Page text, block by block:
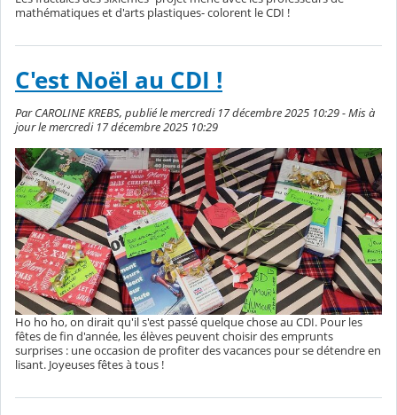
mathématiques et d'arts plastiques- colorent le CDI !
C'est Noël au CDI !
Par CAROLINE KREBS, publié le mercredi 17 décembre 2025 10:29 - Mis à
jour le mercredi 17 décembre 2025 10:29
Ho ho ho, on dirait qu'il s'est passé quelque chose au CDI. Pour les
fêtes de fin d'année, les élèves peuvent choisir des emprunts
surprises : une occasion de profiter des vacances pour se détendre en
lisant. Joyeuses fêtes à tous !